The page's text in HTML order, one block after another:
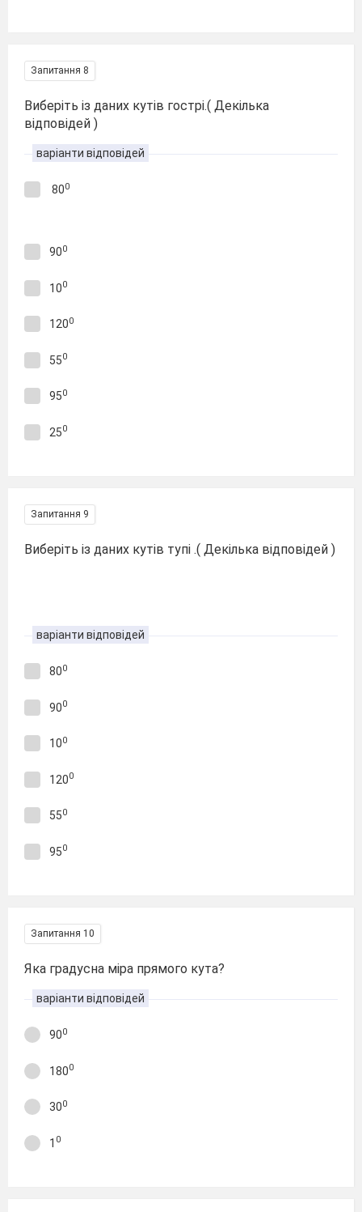
Запитання 8
Виберіть із даних кутів гострі.( Декілька
відповідей )
варіанти відповідей
800
900
100
1200
550
950
250
Запитання 9
Виберіть із даних кутів тупі .( Декілька відповідей )
варіанти відповідей
800
900
100
1200
550
950
Запитання 10
Яка градусна міра прямого кута?
варіанти відповідей
900
1800
300
1 0